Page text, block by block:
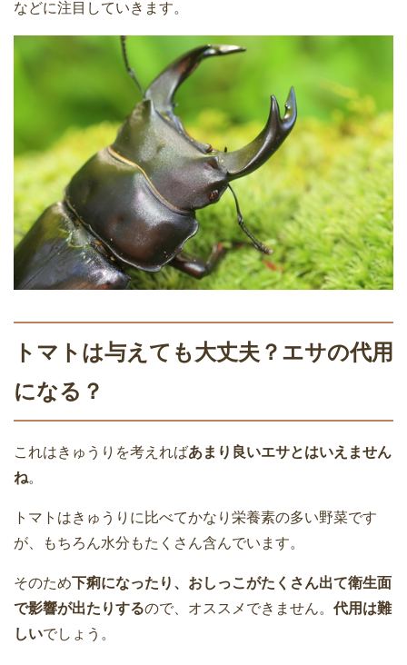
などに注目していきます。
トマトは与えても大丈夫？エサの代用
になる？
これはきゅうりを考えればあまり良いエサとはいえません
ね。
トマトはきゅうりに比べてかなり栄養素の多い野菜です
が、もちろん水分もたくさん含んでいます。
そのため下痢になったり、おしっこがたくさん出て衛生面
で影響が出たりするので、オススメできません。 代用は難
しいでしょう。